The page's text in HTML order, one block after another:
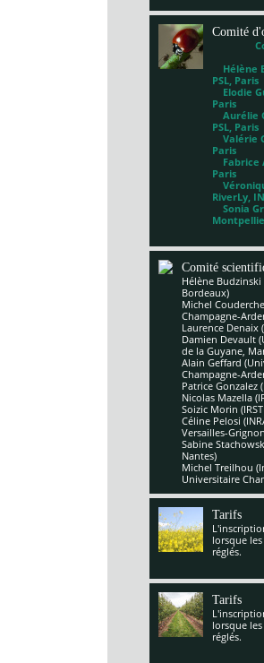
Comité
Hélène
PSL, Paris
Elodie
Paris
Aurélie
PSL, Paris
Valérie
Paris
Fabrice
Paris
RiverLy,
Sonia
Comité
Hélène
Bordeaux)
Michel
Champagne-
Laurence Denaix
Damien Devault
de la Guyane,
Alain Geffard
Champagne-
Patrice Gonzalez
Nicolas Mazella
Soizic Morin
Céline Pelosi
Versailles-
Sabine
Nantes)
Michel Treilhou
Universitaire
Tarifs
lorsque
réglés.
Tarifs
lorsque
réglés.